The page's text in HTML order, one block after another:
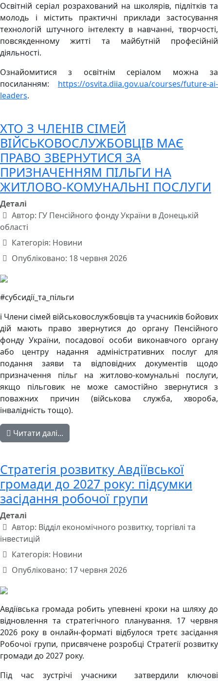
Освітній серіал розрахований на школярів, підлітків та
молодь і містить практичні приклади застосування
технологій штучного інтелекту в навчанні, творчості,
повсякденному житті та майбутній професійній
діяльності.
Ознайомитися з освітнім серіалом можна за
посиланням: https://osvita.diia.gov.ua/courses/future-ai-
leaders.
ХТО З ЧЛЕНІВ СІМЕЙ
ВІЙСЬКОВОСЛУЖБОВЦІВ МАЄ
ПРАВО ЗВЕРНУТИСЯ ЗА
ПРИЗНАЧЕННЯМ ПІЛЬГИ НА
ЖИТЛОВО-КОМУНАЛЬНІ ПОСЛУГИ
Деталі
Автор: ГУ Пенсійного фонду України в Донецькій
області
Категорія: Новини
Опубліковано: 18 червня 2026
#субсидії_та_пільги
ℹ️ Члени сімей військовослужбовців та учасників бойових
дій мають право звернутися до органу Пенсійного
фонду України, посадової особи виконавчого органу
або центру надання адміністративних послуг для
подання заяви та відповідних документів щодо
призначення пільг на житлово-комунальні послуги,
якщо пільговик не може самостійно звернутися з
поважних причин (військова служба, хвороба,
інвалідність тощо).
Читати далі...
Стратегія розвитку Авдіївської
громади до 2027 року: підсумки
засідання робочої групи
Деталі
Автор: Відділ економічного розвитку, торгівлі та
інвестицій
Категорія: Новини
Опубліковано: 17 червня 2026
Авдіївська громада робить упевнені кроки на шляху до
відновлення та стратегічного планування. 17 червня
2026 року в онлайн-форматі відбулося третє засідання
Робочої групи, присвячене розробці Стратегії розвитку
громади до 2027 року.
Під час зустрічі учасники затвердили ключові